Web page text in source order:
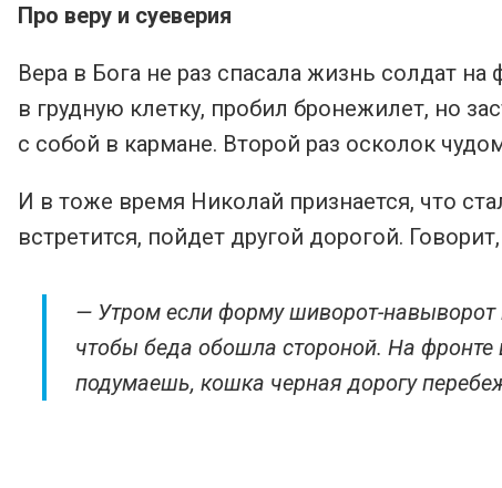
Про веру и суеверия
Вера в Бога не раз спасала жизнь солдат
в грудную клетку, пробил бронежилет, но
с собой в кармане. Второй раз осколок
И в тоже время Николай признается, что
встретится, пойдет другой дорогой.
— Утром если форму шиворот-навыворот
чтобы беда обошла стороной. На фронте
подумаешь, кошка черная дорогу